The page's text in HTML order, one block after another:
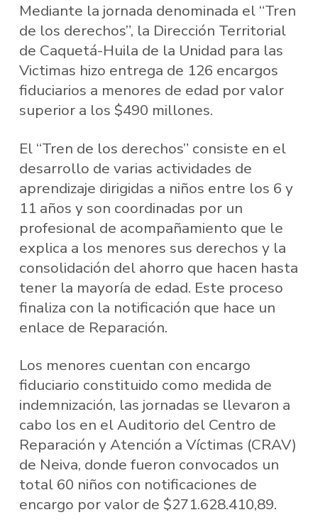
Mediante la jornada denominada el “Tren
de los derechos”, la Dirección Territorial
de Caquetá-Huila de la Unidad para las
Victimas hizo entrega de 126 encargos
fiduciarios a menores de edad por valor
superior a los $490 millones.
El “Tren de los derechos” consiste en el
desarrollo de varias actividades de
aprendizaje dirigidas a niños entre los 6 y
11 años y son coordinadas por un
profesional de acompañamiento que le
explica a los menores sus derechos y la
consolidación del ahorro que hacen hasta
tener la mayoría de edad. Este proceso
finaliza con la notificación que hace un
enlace de Reparación.
Los menores cuentan con encargo
fiduciario constituido como medida de
indemnización, las jornadas se llevaron a
cabo los en el Auditorio del Centro de
Reparación y Atención a Víctimas (CRAV)
de Neiva, donde fueron convocados un
total 60 niños con notificaciones de
encargo por valor de $271.628.410,89.